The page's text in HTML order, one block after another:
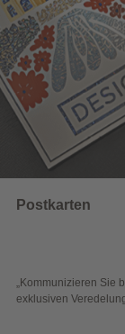
Postkarten mit